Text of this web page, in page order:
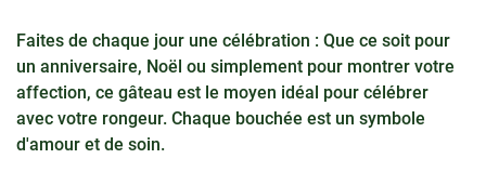
Faites de chaque jour une célébration : Que ce soit pour
un anniversaire, Noël ou simplement pour montrer votre
affection, ce gâteau est le moyen idéal pour célébrer
avec votre rongeur. Chaque bouchée est un symbole
d'amour et de soin.